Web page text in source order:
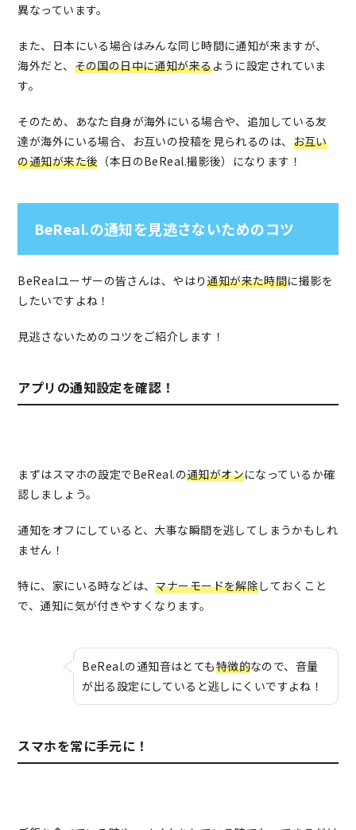
異なっています。
また、日本にいる場合はみんな同じ時間に通知が来ますが、
海外だと、 その国の日中に通知が来るように設定されていま
す。
そのため、あなた自身が海外にいる場合や、追加している友
達が海外にいる場合、お互いの投稿を見られるのは、 お互い
の通知が来た後 （本日のBeReal.撮影後）になります！
BeReal.の通知を見逃さないためのコツ
BeRealユーザーの皆さんは、やはり通知が来た時間に撮影を
したいですよね！
見逃さないためのコツをご紹介します！
アプリの通知設定を確認！
まずはスマホの設定でBeReal.の通知がオンになっているか確
認しましょう。
通知をオフにしていると、大事な瞬間を逃してしまうかもしれ
ません！
特に、家にいる時などは、マナーモードを解除しておくこと
で、通知に気が付きやすくなります。
BeReal.の通知音はとても特徴的なので、音量
が出る設定にしていると逃しにくいですよね！
スマホを常に手元に！